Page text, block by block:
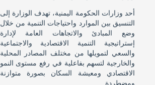
أحد وزارات الحكومة اليمنية، تهدف الوزارة إلى
التنسيق بين الموارد واحتياجات التنمية من خلال
وضع المبادئ والاتجاهات العامة لإدارة
إستراتيجية التنمية الاقتصادية والاجتماعية
والسعي لتمويلها من مختلف المصادر المحلية
والخارجية لتسهم بفاعلية في رفع مستوى النمو
الاقتصادي ومعيشة السكان بصورة متوازنة
ومضطردة .